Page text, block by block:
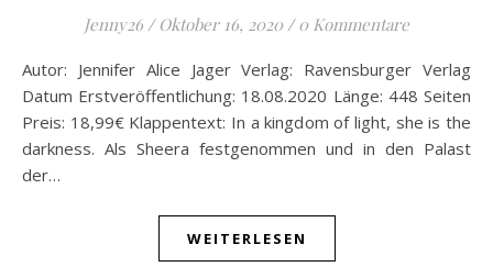
Jenny26 / Oktober 16, 2020 / 0 Kommentare
Autor: Jennifer Alice Jager Verlag: Ravensburger Verlag
Datum Erstveröffentlichung: 18.08.2020 Länge: 448 Seiten
Preis: 18,99€ Klappentext: In a kingdom of light, she is the
darkness. Als Sheera festgenommen und in den Palast
der…
WEITERLESEN